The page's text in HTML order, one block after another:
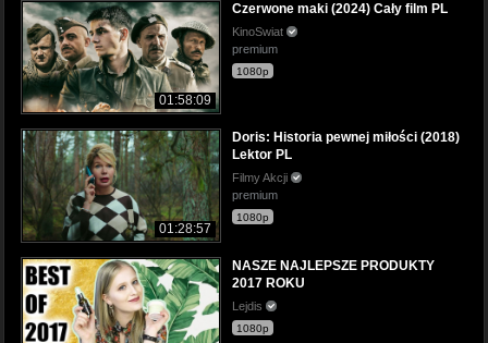
01:58:09
Czerwone maki (2024) Cały film PL
KinoSwiat
premium
1080p
01:28:57
Doris: Historia pewnej miłości (2018)
Lektor PL
Filmy Akcji
premium
1080p
NASZE NAJLEPSZE PRODUKTY
2017 ROKU
Lejdis
1080p